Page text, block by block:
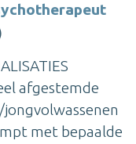
afgestemde
met bepaalde